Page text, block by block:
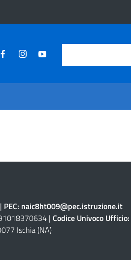
| PEC: naic8ht009@pec.istruzione.it
| Codice Univoco Ufficio:
Ischia (NA)